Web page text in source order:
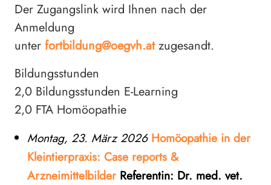
Der Zugangslink wird Ihnen nach der
Anmeldung
unter fortbildung@oegvh.atzugesandt.
Bildungsstunden
2,0 Bildungsstunden E-Learning
2,0 FTA Homöopathie
Montag, 23. März 2026 Homöopathie in der
Kleintierpraxis: Case reports &
Arzneimittelbilder Referentin: Dr. med. vet.